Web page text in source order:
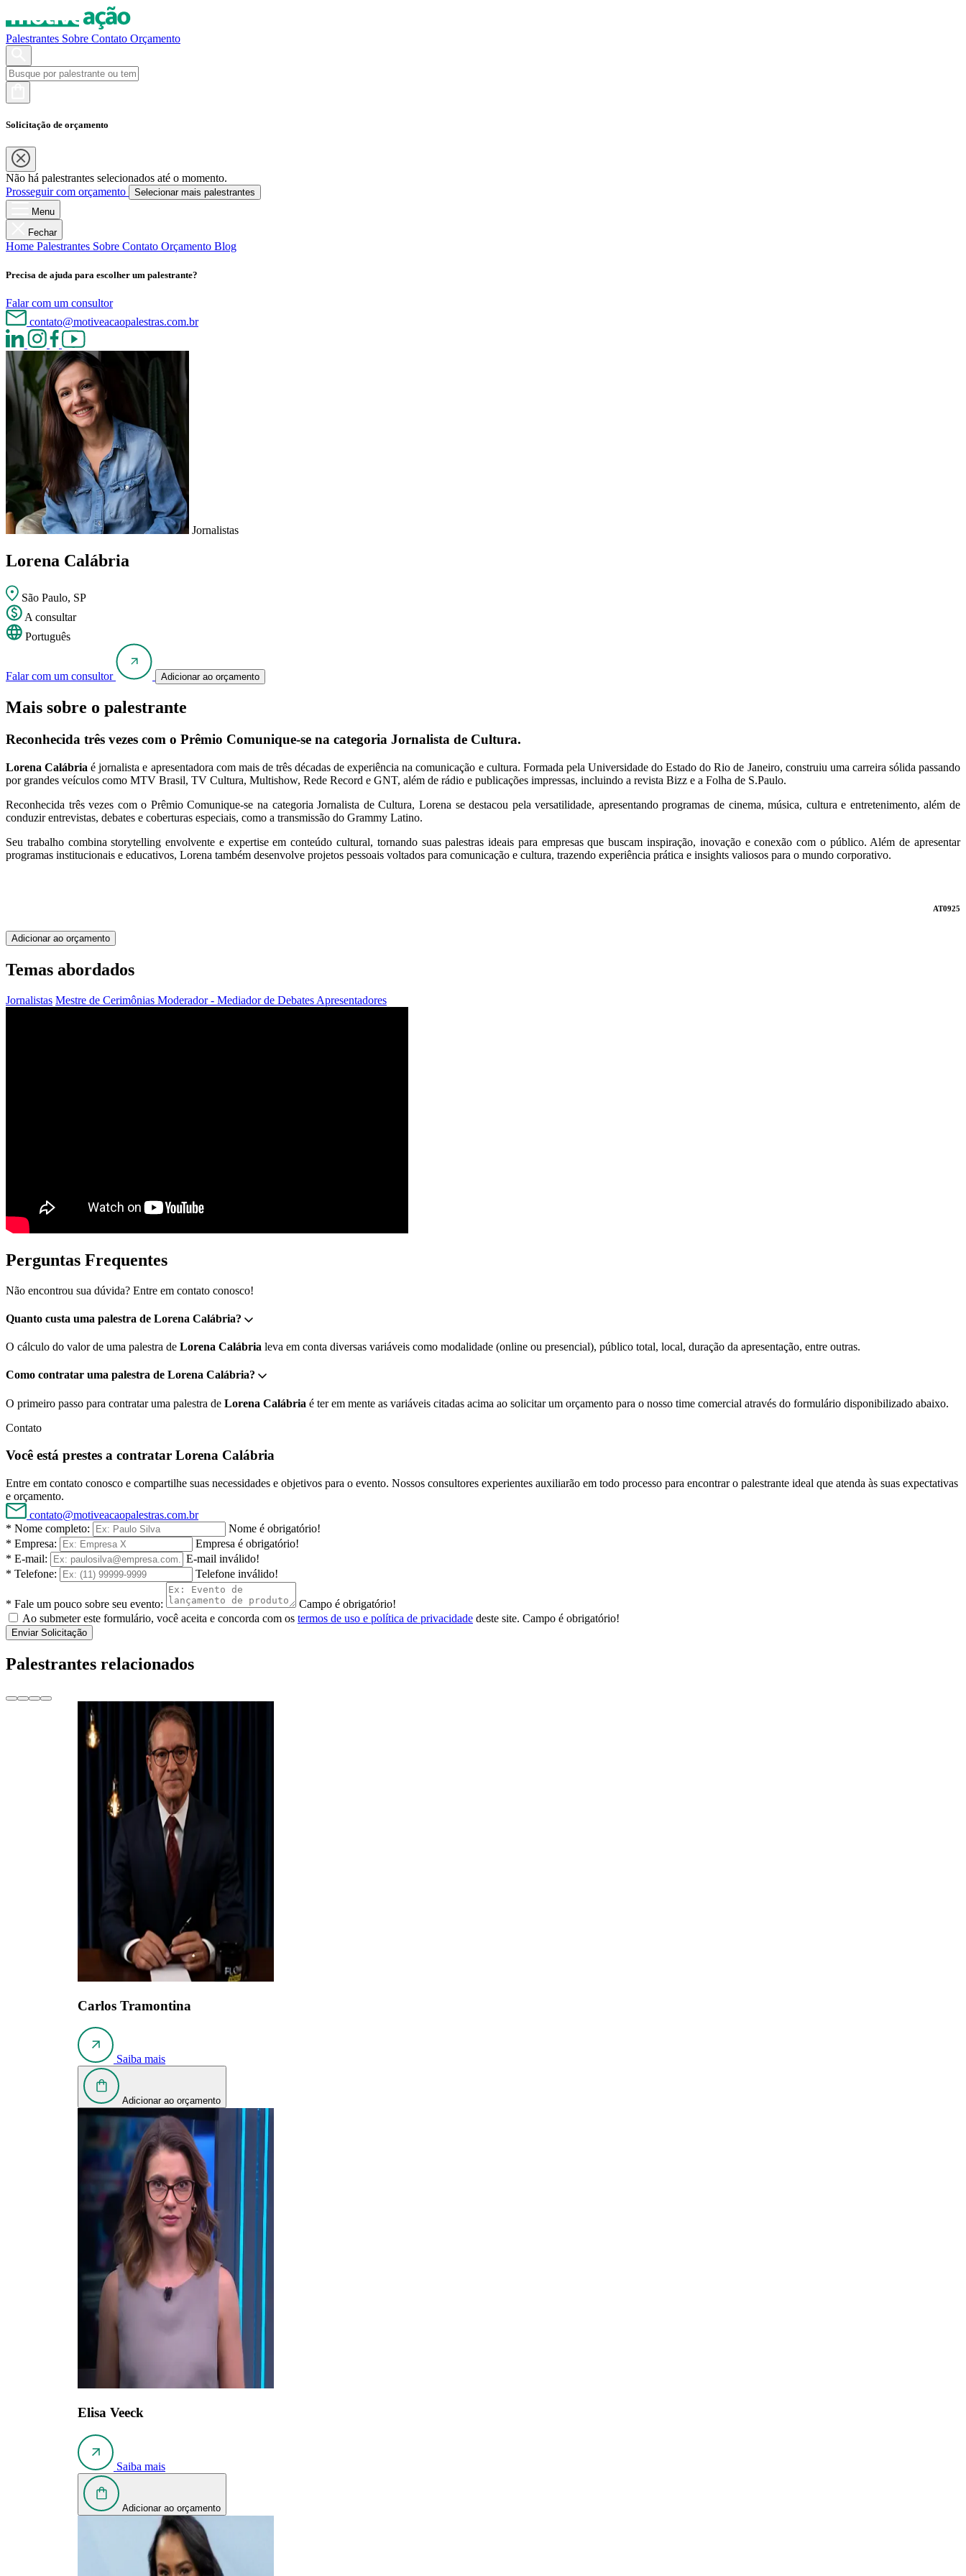
Palestrantes Sobre Contato Orçamento
Solicitação de orçamento
Não há palestrantes selecionados até o momento.
Prosseguir com orçamento
Selecionar mais palestrantes
Menu
Fechar
Home Palestrantes Sobre Contato Orçamento Blog
Precisa de ajuda para escolher um palestrante?
Falar com um consultor
contato@motiveacaopalestras.com.br
Jornalistas
Lorena Calábria
São Paulo, SP
A consultar
Português
Falar com um consultor Adicionar ao orçamento
Mais sobre o palestrante
Reconhecida três vezes com o Prêmio Comunique-se na categoria Jornalista de Cultura.
Lorena Calábria é jornalista e apresentadora com mais de três décadas de experiência na comunicação e cultura. Formada pela Universidade do Estado do Rio de Janeiro, construiu uma carreira sólida passando
por grandes veículos como MTV Brasil, TV Cultura, Multishow, Rede Record e GNT, além de rádio e publicações impressas, incluindo a revista Bizz e a Folha de S.Paulo.
Reconhecida três vezes com o Prêmio Comunique-se na categoria Jornalista de Cultura, Lorena se destacou pela versatilidade, apresentando programas de cinema, música, cultura e entretenimento, além de
conduzir entrevistas, debates e coberturas especiais, como a transmissão do Grammy Latino.
Seu trabalho combina storytelling envolvente e expertise em conteúdo cultural, tornando suas palestras ideais para empresas que buscam inspiração, inovação e conexão com o público. Além de apresentar
programas institucionais e educativos, Lorena também desenvolve projetos pessoais voltados para comunicação e cultura, trazendo experiência prática e insights valiosos para o mundo corporativo.
AT0925
Adicionar ao orçamento
Temas abordados
Jornalistas Mestre de Cerimônias Moderador - Mediador de Debates Apresentadores
Perguntas Frequentes
Não encontrou sua dúvida? Entre em contato conosco!
Quanto custa uma palestra de Lorena Calábria?
O cálculo do valor de uma palestra de Lorena Calábria leva em conta diversas variáveis como modalidade (online ou presencial), público total, local, duração da apresentação, entre outras.
Como contratar uma palestra de Lorena Calábria?
O primeiro passo para contratar uma palestra de Lorena Calábria é ter em mente as variáveis citadas acima ao solicitar um orçamento para o nosso time comercial através do formulário disponibilizado abaixo.
Contato
Você está prestes a contratar Lorena Calábria
Entre em contato conosco e compartilhe suas necessidades e objetivos para o evento. Nossos consultores experientes auxiliarão em todo processo para encontrar o palestrante ideal que atenda às suas expectativas
e orçamento.
contato@motiveacaopalestras.com.br
* Nome completo:
Nome é obrigatório!
* Empresa:
Empresa é obrigatório!
* E-mail:
E-mail inválido!
* Telefone:
Telefone inválido!
* Fale um pouco sobre seu evento:
Campo é obrigatório!
Ao submeter este formulário, você aceita e concorda com os termos de uso e política de privacidade deste site. Campo é obrigatório!
Enviar Solicitação
Palestrantes relacionados
Carlos Tramontina
Saiba mais
Adicionar ao orçamento
Elisa Veeck
Saiba mais
Adicionar ao orçamento